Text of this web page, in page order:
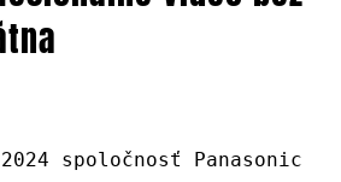
spoločnosť Panasonic